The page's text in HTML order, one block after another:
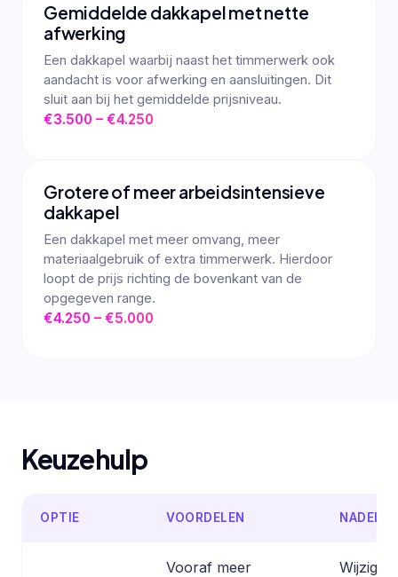
Gemiddelde dakkapel met nette
afwerking
Een dakkapel waarbij naast het timmerwerk ook
aandacht is voor afwerking en aansluitingen. Dit
sluit aan bij het gemiddelde prijsniveau.
€3.500 – €4.250
Grotere of meer arbeidsintensieve
dakkapel
Een dakkapel met meer omvang, meer
materiaalgebruik of extra timmerwerk. Hierdoor
loopt de prijs richting de bovenkant van de
opgegeven range.
€4.250 – €5.000
Keuzehulp
OPTIE VOORDELEN NADELEN
Vooraf meer